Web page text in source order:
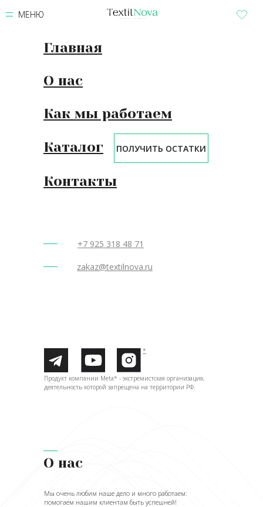
МЕНЮ
zakaz@textilnova.ru
+7 925 318 48 71
Продукт компании Meta* - экстремистская организация,
деятельность которой запрещена на территории РФ.
*
О нас
Каталог ПОЛУЧИТЬ ОСТАТКИ
Как мы работаем
Контакты
Главная
Мы очень любим наше дело и много работаем:
помогаем нашим клиентам быть успешней!
О нас